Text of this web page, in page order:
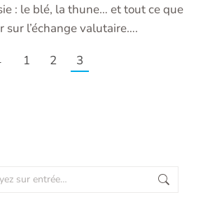
: le blé, la thune… et tout ce que
sur l’échange valutaire….
1 2 3